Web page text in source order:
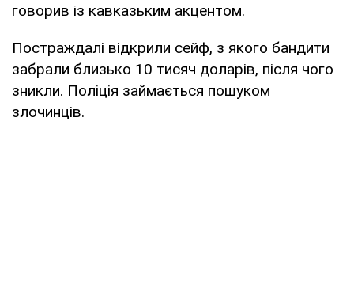
говорив із кавказьким акцентом.
Постраждалі відкрили сейф, з якого бандити
забрали близько 10 тисяч доларів, після чого
зникли. Поліція займається пошуком
злочинців.